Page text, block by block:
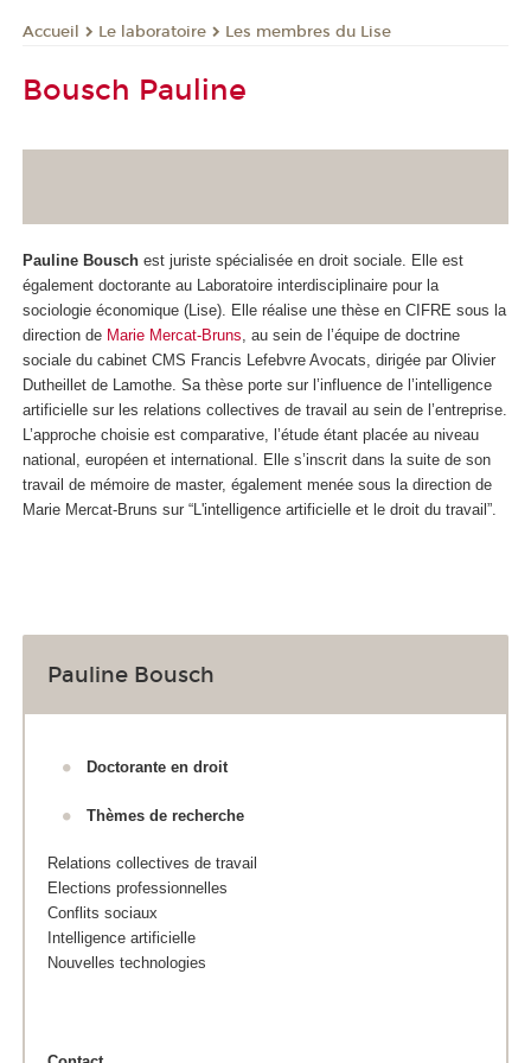
Accueil Le laboratoire Les membres du Lise
Bousch Pauline
Pauline Bousch est juriste spécialisée en droit sociale. Elle est
également doctorante au Laboratoire interdisciplinaire pour la
sociologie économique (Lise). Elle réalise une thèse en CIFRE sous la
direction de Marie Mercat-Bruns , au sein de l’équipe de doctrine
sociale du cabinet CMS Francis Lefebvre Avocats, dirigée par Olivier
Dutheillet de Lamothe. Sa thèse porte sur l’influence de l’intelligence
artificielle sur les relations collectives de travail au sein de l’entreprise.
L’approche choisie est comparative, l’étude étant placée au niveau
national, européen et international. Elle s’inscrit dans la suite de son
travail de mémoire de master, également menée sous la direction de
Marie Mercat-Bruns sur “L'intelligence artificielle et le droit du travail”.
Pauline Bousch
Doctorante en droit
Thèmes de recherche
Relations collectives de travail
Elections professionnelles
Conflits sociaux
Intelligence artificielle
Nouvelles technologies